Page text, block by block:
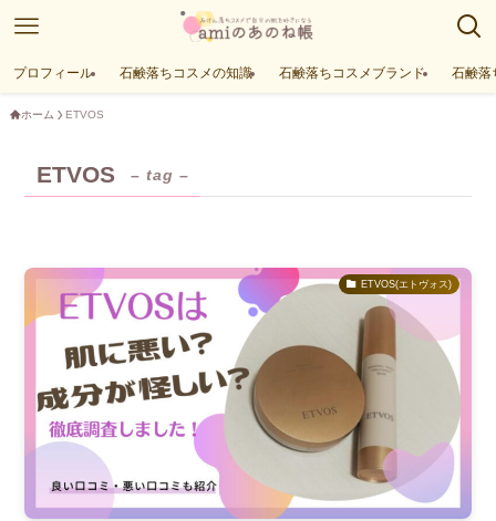
プロフィール 石鹸落ちコスメの知識 石鹸落ちコスメブランド 石鹸落
ホーム ETVOS
ETVOS – tag –
ETVOS(エトヴォス)